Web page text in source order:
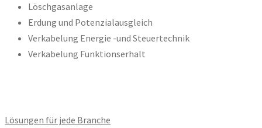
Löschgasanlage
Erdung und Potenzialausgleich
Verkabelung Energie -und Steuertechnik
Verkabelung Funktionserhalt
Lösungen für jede Branche